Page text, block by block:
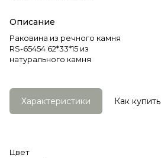
Описание
Раковина из речного камня
RS-65454 62*33*15 из
натурального камня
Характеристики Как купить
Цвет